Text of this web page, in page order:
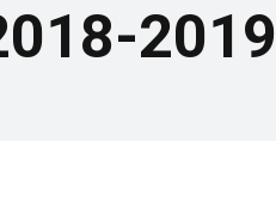
2019